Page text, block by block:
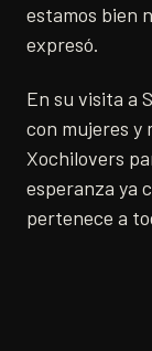
estamos bien
expresó.
En su visita a
con mujeres y
Xochilovers
esperanza ya
pertenece a